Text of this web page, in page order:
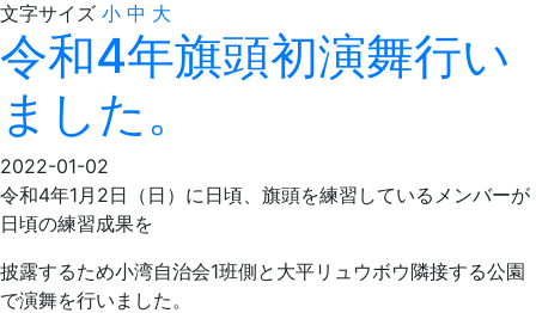
文字サイズ 小 中 大
令和4年旗頭初演舞行い
ました。
2022-01-02
令和4年1月2日（日）に日頃、旗頭を練習しているメンバーが
日頃の練習成果を
披露するため小湾自治会1班側と大平リュウボウ隣接する公園
で演舞を行いました。